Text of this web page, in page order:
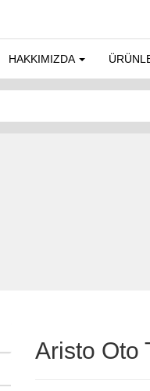
HAKKIMIZDA
Aristo Oto